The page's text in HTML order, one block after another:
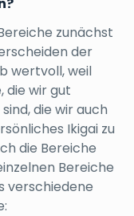
zunächst
der
wertvoll, weil
die wir gut
die wir auch
Ikigai zu
die Bereiche
Bereiche
verschiedene